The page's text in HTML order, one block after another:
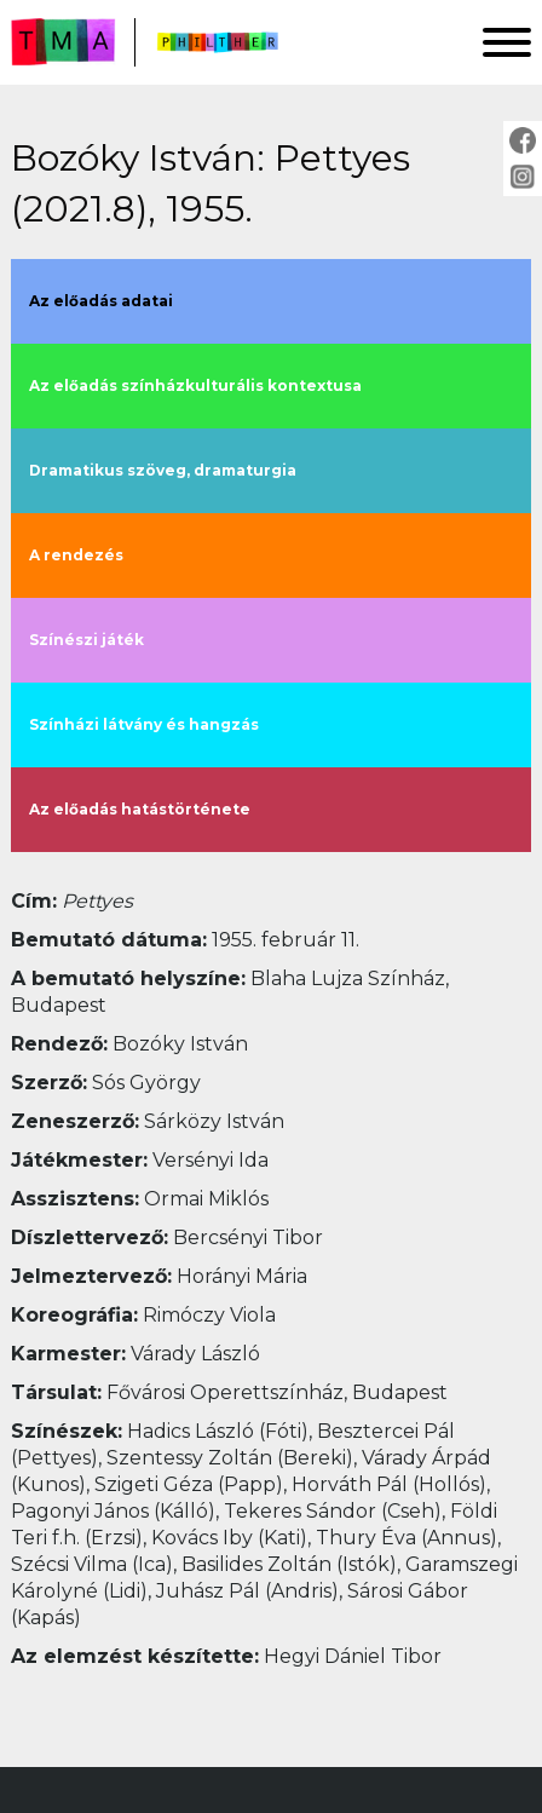
FŐOLDAL
ELEMZÉSEK
Bozóky István: Pettyes
(2021.8), 1955.
Az előadás adatai
Az előadás színházkulturális kontextusa
Dramatikus szöveg, dramaturgia
A rendezés
Színészi játék
Színházi látvány és hangzás
Az előadás hatástörténete
Cím: Pettyes
Bemutató dátuma:1955. február 11.
A bemutató helyszíne:Blaha Lujza Színház,
Budapest
Rendező:Bozóky István
Szerző:Sós György
Zeneszerző:Sárközy István
Játékmester:Versényi Ida
Asszisztens:Ormai Miklós
Díszlettervező:Bercsényi Tibor
Jelmeztervező:Horányi Mária
Koreográfia:Rimóczy Viola
Karmester:Várady László
Társulat:Fővárosi Operettszínház, Budapest
Színészek:Hadics László (Fóti), Besztercei Pál
(Pettyes), Szentessy Zoltán (Bereki), Várady Árpád
(Kunos), Szigeti Géza (Papp), Horváth Pál (Hollós),
Pagonyi János (Kálló), Tekeres Sándor (Cseh), Földi
Teri f.h. (Erzsi), Kovács Iby (Kati), Thury Éva (Annus),
Szécsi Vilma (Ica), Basilides Zoltán (Istók), Garamszegi
Károlyné (Lidi), Juhász Pál (Andris), Sárosi Gábor
(Kapás)
Az elemzést készítette:Hegyi Dániel Tibor